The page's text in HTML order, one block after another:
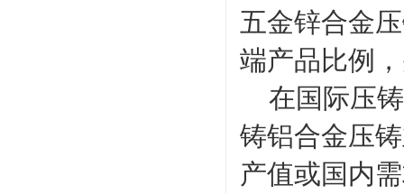
五金锌合金
端产品比例
在国际压铸
铸铝合金压
产值或国内